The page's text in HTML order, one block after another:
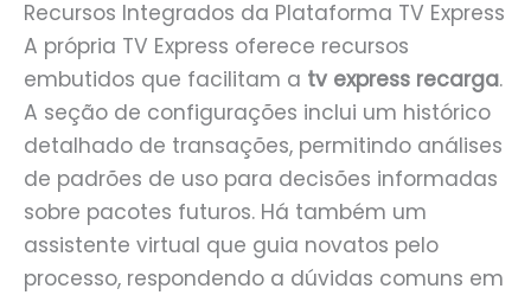
Recursos Integrados da Plataforma TV Express
A própria TV Express oferece recursos
embutidos que facilitam a tv express recarga.
A seção de configurações inclui um histórico
detalhado de transações, permitindo análises
de padrões de uso para decisões informadas
sobre pacotes futuros. Há também um
assistente virtual que guia novatos pelo
processo, respondendo a dúvidas comuns em